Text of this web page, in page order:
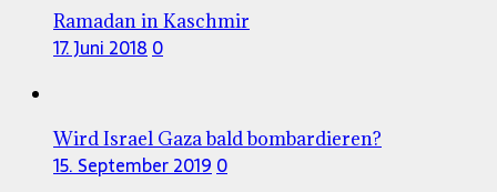
Ramadan in Kaschmir
17. Juni 2018 0
Wird Israel Gaza bald bombardieren?
15. September 2019 0